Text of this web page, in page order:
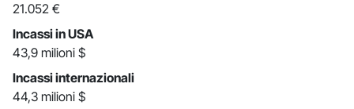
21.052 €
Incassi in USA
43,9 milioni $
Incassi internazionali
44,3 milioni $